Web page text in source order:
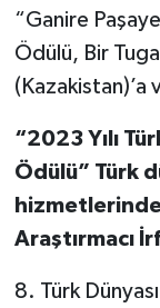
“Ganire
Ödülü, Bir
(Kazakistan)’a
“2023 Yılı
Ödülü” Türk
Araştırmacı
8. Türk
Yaşam